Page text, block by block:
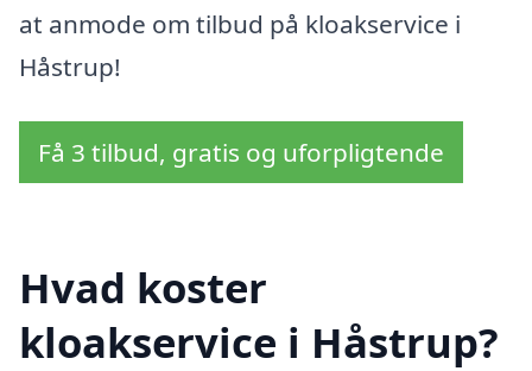
at anmode om tilbud på kloakservice i
Håstrup!
Få 3 tilbud, gratis og uforpligtende
Hvad koster
kloakservice i Håstrup?